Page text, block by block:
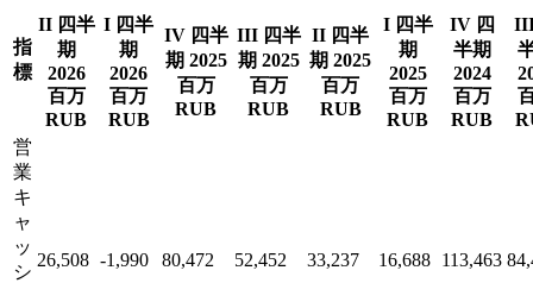
指
標
II 四半
期
2026
百万
RUB
I 四半
期
2026
百万
RUB
IV 四半
期 2025
百万
RUB
III 四半
期 2025
百万
RUB
II 四半
期 2025
百万
RUB
I 四半
期
2025
百万
RUB
IV 四
半期
2024
百万
RUB
営
業
キ
ャ
ッ
シ
26,508 -1,990 80,472 52,452 33,237 16,688 113,463